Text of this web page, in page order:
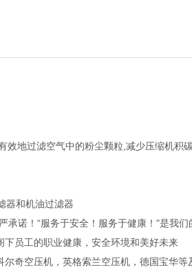
效地过滤空气中的粉尘颗粒,减少压缩机积
器和机油过滤器
承诺！“服务于安全！服务于健康！"是我
员工的职业健康，安全环境和美好未来
奇空压机，英格索兰空压机，德国宝华